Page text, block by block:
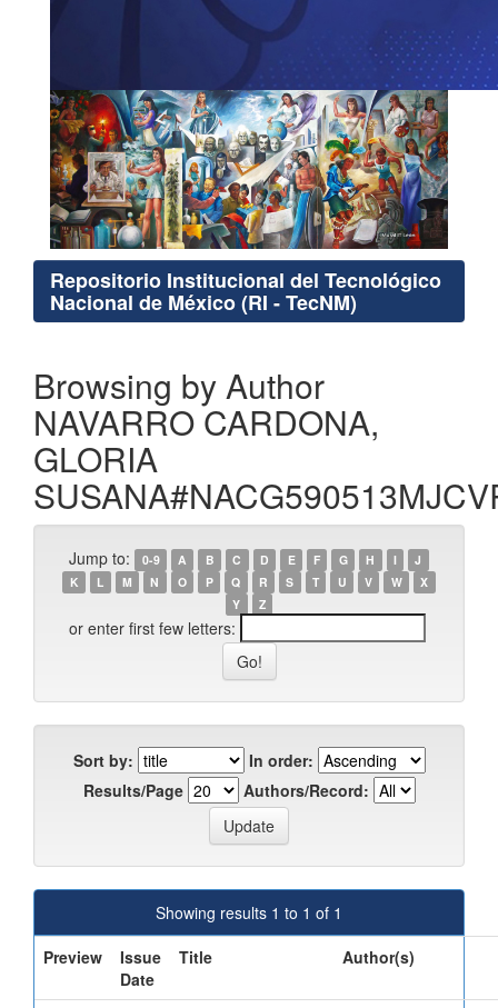
Repositorio Institucional del Tecnológico
Nacional de México (RI - TecNM)
Browsing by Author
NAVARRO CARDONA,
GLORIA
Jump to: 0-9 A B C D E F G H I
J
K
L M N O P Q R S T U V W
X
Y
Z
or enter first few letters:
Sort by:
In order:
Results/Page
Authors/Record:
Showing results 1 to 1 of 1
Preview
Issue
Date
Title Author(s)